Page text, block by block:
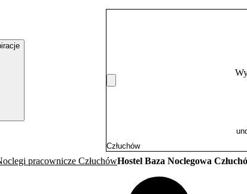
pracownicze CzłuchówHostel Baza Noclegowa